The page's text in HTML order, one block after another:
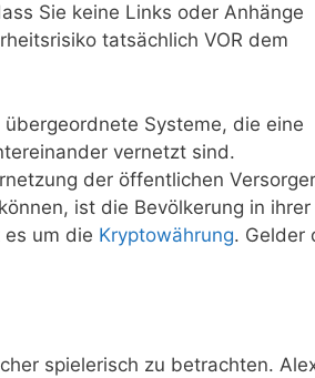
Sie keine Links oder Anhänge
tatsächlich VOR dem
übergeordnete Systeme, die eine
vernetzt sind.
der öffentlichen
ist die Bevölkerung in ihrer
um die Kryptowährung. Gelder
spielerisch zu betrachten.